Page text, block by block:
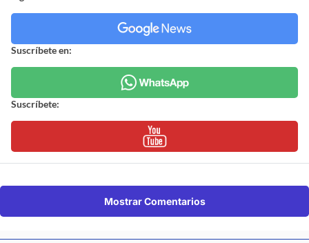
Suscríbete en:
Suscríbete:
Mostrar Comentarios